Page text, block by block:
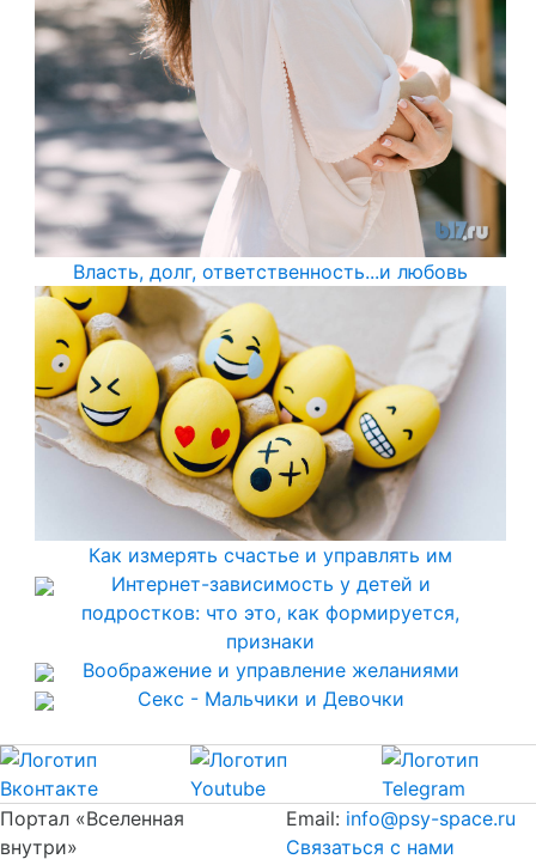
Власть, долг, ответственность...и любовь
Как измерять счастье и управлять им
Интернет-зависимость у детей и
подростков: что это, как формируется,
признаки
Воображение и управление желаниями
Секс - Мальчики и Девочки
Портал «Вселенная
внутри»
Email: info@psy-space.ru
Связаться с нами